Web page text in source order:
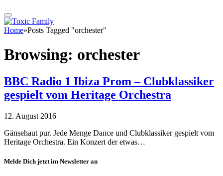
Home»Posts Tagged "orchester"
Browsing: orchester
BBC Radio 1 Ibiza Prom – Clubklassiker
gespielt vom Heritage Orchestra
12. August 2016
Gänsehaut pur. Jede Menge Dance und Clubklassiker gespielt vom
Heritage Orchestra. Ein Konzert der etwas…
Melde Dich jetzt im Newsletter an